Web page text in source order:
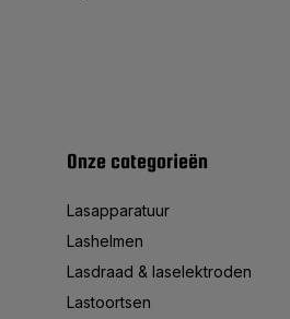
Onze categorieën
Lasapparatuur
Lashelmen
Lasdraad & laselektroden
Lastoortsen